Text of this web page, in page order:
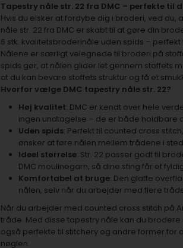
Tapestry nåle str. 22 fra DMC – perfekte til
Hvis du elsker at fordybe dig i broderi, ved
nåle str. 22 fra DMC er skabt til at gøre din
6 stk. kvalitetsbroderinåle uden spids –
Nålene er særligt velegnede til broderi på
spids gør, at nålen glider let gennem stoffets
at du kan bevare stoffets struktur og få et
Hvorfor vælge DMC tapestry nåle str. 22?
Høj kvalitet: DMC er kendt over hele
ingen undtagelse – de er både holdbare
Uden spids: Perfekt til counted cross
ønsker at føre nålen mellem trådene i
Ideel størrelse: Str. 22 passer godt til
DMC moulinegarn, så dine sting får et
Komfortabel at bruge: Den glatte
nålen, selv når du arbejder med flere
Når du arbejder med counted cross stitch på
tråde. Med disse tapestry nåle kan du
også perfekte til stitchery og andre former
nøglen.